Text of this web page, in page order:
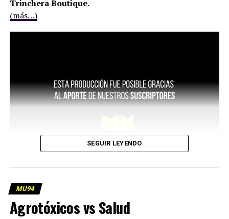
Trinchera Boutique.
(más…)
SEGUIR LEYENDO
MU94
Agrotóxicos vs Salud